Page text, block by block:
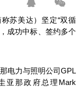
苏美达）坚定“双循
成功中标、签约多个
电力与照明公司GPL
亚那政府总理Mark